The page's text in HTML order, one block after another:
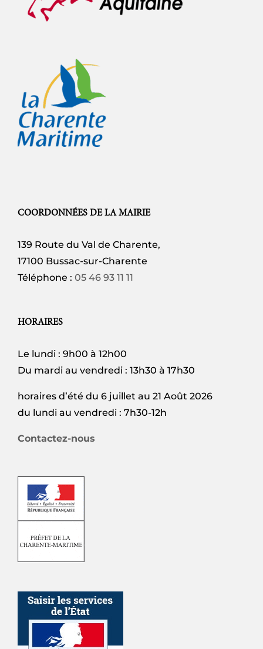
COORDONNÉES DE LA MAIRIE
139 Route du Val de Charente,
17100 Bussac-sur-Charente
Téléphone : 05 46 93 11 11
HORAIRES
Le lundi : 9h00 à 12h00
Du mardi au vendredi : 13h30 à 17h30
horaires d’été du 6 juillet au 21 Août 2026
du lundi au vendredi : 7h30-12h
Contactez-nous